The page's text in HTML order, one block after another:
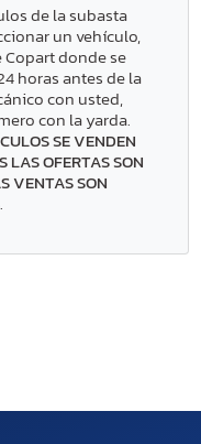
de la subasta
un vehículo,
donde se
horas antes de la
con usted,
con la yarda.
SE VENDEN
LAS OFERTAS SON
VENTAS SON
.